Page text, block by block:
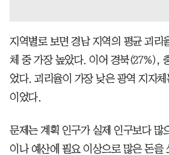
지역별로 보면 경남 지역의 평균 괴리
체 중 가장 높았다. 이어 경북(27%),
었다. 괴리율이 가장 낮은 광역 지자
이었다.
문제는 계획 인구가 실제 인구보다 많
이나 예산에 필요 이상으로 많은 돈을